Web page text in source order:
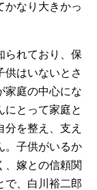
かなり大きかっ
られており、保
供はいないとさ
家庭の中心にな
にとって家庭と
を整え、支え
。子供がいるか
、嫁との信頼関
で、白川裕二郎